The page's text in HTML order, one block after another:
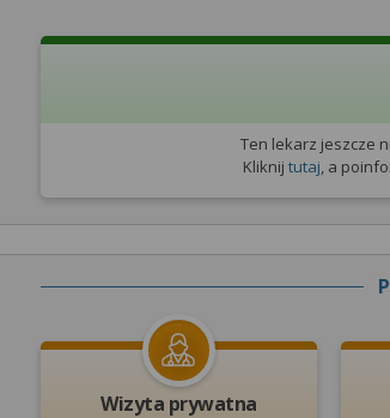
Ten lekarz jeszcze
Kliknijtutaj, a
Wizyta prywatna